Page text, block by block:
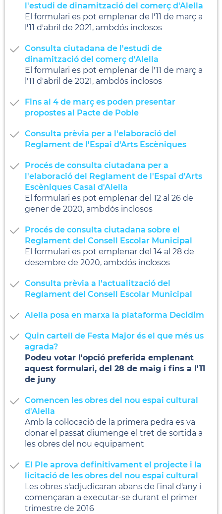
l'estudi de dinamització del comerç d'Alella
El formulari es pot emplenar de l'11 de març a
l'11 d'abril de 2021, ambdós inclosos
Consulta ciutadana de l'estudi de
dinamització del comerç d'Alella
El formulari es pot emplenar de l'11 de març a
l'11 d'abril de 2021, ambdós inclosos
Fins al 4 de març es poden presentar
propostes al Pacte de Poble
Consulta prèvia per a l'elaboració del
Reglament de l'Espai d'Arts Escèniques
Procés de consulta ciutadana per a
l'elaboració del Reglament de l'Espai d'Arts
Escèniques Casal d'Alella
El formulari es pot emplenar del 12 al 26 de
gener de 2020, ambdós inclosos
Procés de consulta ciutadana sobre el
Reglament del Consell Escolar Municipal
El formulari es pot emplenar del 14 al 28 de
desembre de 2020, ambdós inclosos
Consulta prèvia a l'actualització del
Reglament del Consell Escolar Municipal
Alella posa en marxa la plataforma Decidim
Quin cartell de Festa Major és el que més us
agrada?
Podeu votar l'opció preferida emplenant
aquest formulari, del 28 de maig i fins a l'11
de juny
Comencen les obres del nou espai cultural
d'Alella
Amb la col·locació de la primera pedra es va
donar el passat diumenge el tret de sortida a
les obres del nou equipament
El Ple aprova definitivament el projecte i la
licitació de les obres del nou espai cultural
Les obres s'adjudicaran abans de final d'any i
començaran a executar-se durant el primer
trimestre de 2016